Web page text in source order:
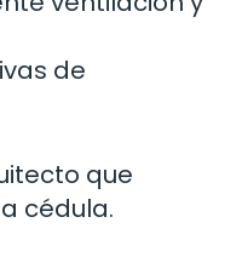
de
que
cédula.